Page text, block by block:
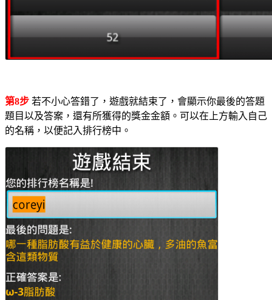
第8步 若不小心答錯了，遊戲就結束了，會顯示你最後的答題
題目以及答案，還有所獲得的獎金金額。可以在上方輸入自己
的名稱，以便記入排行榜中。